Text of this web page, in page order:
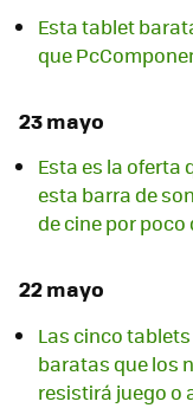
Esta tablet
que
23 mayo
Esta es la oferta
esta barra de
de cine por poco
22 mayo
Las cinco
baratas que los
resistirá juego o